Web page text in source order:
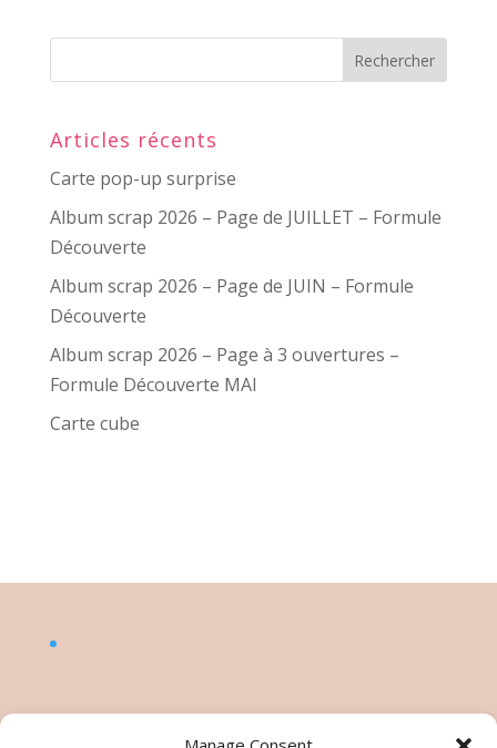
Articles récents
Carte pop-up surprise
Album scrap 2026 – Page de JUILLET – Formule
Découverte
Album scrap 2026 – Page de JUIN – Formule
Découverte
Album scrap 2026 – Page à 3 ouvertures –
Formule Découverte MAI
Carte cube